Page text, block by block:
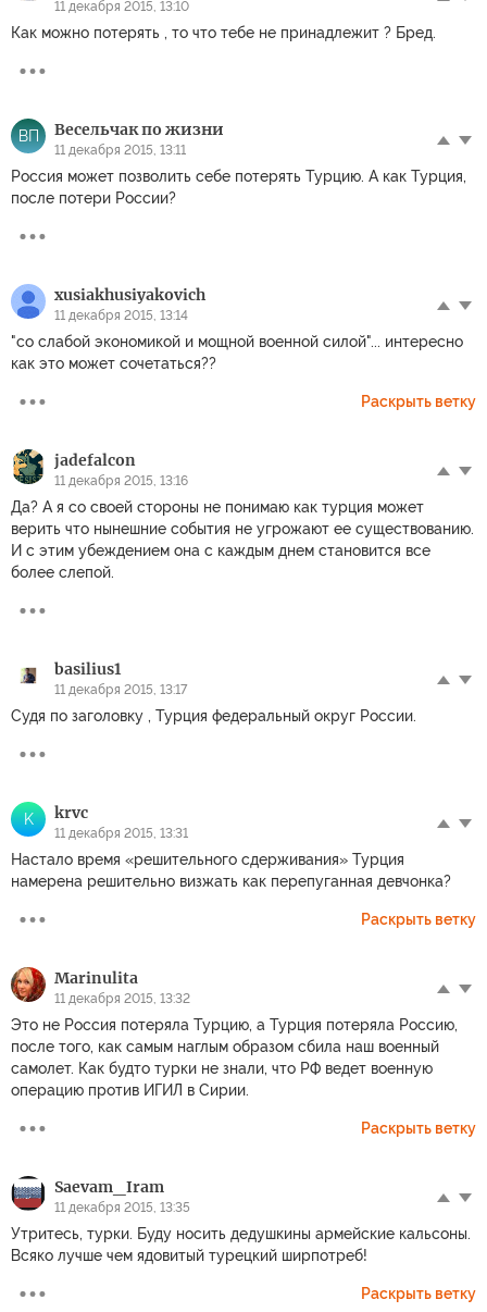
11 декабря 2015, 13:10
Как можно потерять , то что тебе не принадлежит ? Бред.
ВП Весельчак по жизни
11 декабря 2015, 13:11
Россия может позволить себе потерять Турцию. А как Турция,
после потери России?
xusiakhusiyakovich
11 декабря 2015, 13:14
"со слабой экономикой и мощной военной силой"... интересно
как это может сочетаться??
Раскрыть ветку
jadefalcon
11 декабря 2015, 13:16
Да? А я со своей стороны не понимаю как турция может
верить что нынешние события не угрожают ее существованию.
И с этим убеждением она с каждым днем становится все
более слепой.
basilius1
11 декабря 2015, 13:17
Судя по заголовку , Турция федеральный округ России.
K krvc
11 декабря 2015, 13:31
Настало время «решительного сдерживания» Турция
намерена решительно визжать как перепуганная девчонка?
Раскрыть ветку
Marinulita
11 декабря 2015, 13:32
Это не Россия потеряла Турцию, а Турция потеряла Россию,
после того, как самым наглым образом сбила наш военный
самолет. Как будто турки не знали, что РФ ведет военную
операцию против ИГИЛ в Сирии.
Раскрыть ветку
Sаevam_Iram
11 декабря 2015, 13:35
Утритесь, турки. Буду носить дедушкины армейские кальсоны.
Всяко лучше чем ядовитый турецкий ширпотреб!
Раскрыть ветку